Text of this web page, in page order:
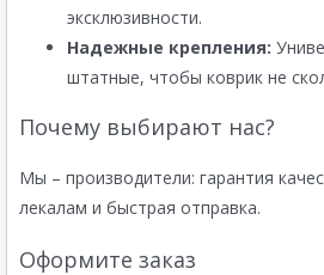
эксклюзивности.
Надежные крепления:
штатные, чтобы коврик не
Почему выбирают нас?
Мы – производители: гарантия
лекалам и быстрая отправка.
Оформите заказ